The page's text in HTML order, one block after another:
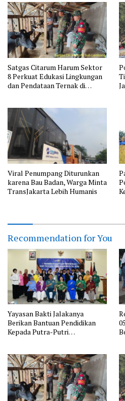
Satgas Citarum Harum Sektor
8 Perkuat Edukasi Lingkungan
dan Pendataan Ternak di
Viral Penumpang Diturunkan
karena Bau Badan, Warga Minta
TransJakarta Lebih Humanis
Recommendation for You
Yayasan Bakti Jalakanya
Berikan Bantuan Pendidikan
Kepada Putra-Putri